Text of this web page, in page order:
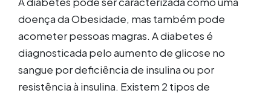
doença da Obesidade, mas também pode
acometer pessoas magras. A diabetes é
diagnosticada pelo aumento de glicose no
sangue por deficiência de insulina ou por
resistência à insulina. Existem 2 tipos de